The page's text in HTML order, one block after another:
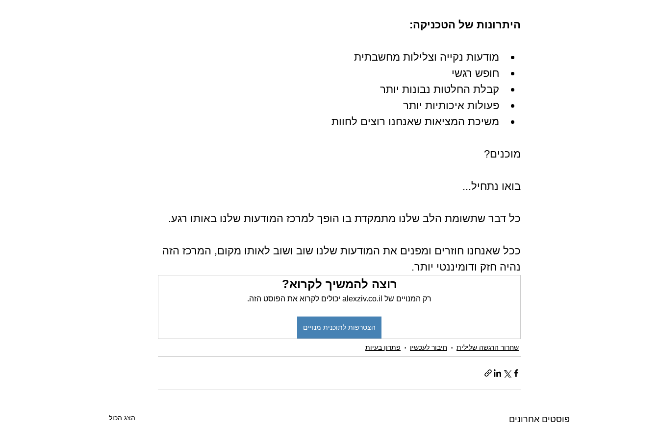
היתרונות של הטכניקה:
מודעות נקייה וצלילות מחשבתית
חופש רגשי
קבלת החלטות נבונות יותר
פעולות איכותיות יותר
משיכת המציאות שאנחנו רוצים לחוות
מוכנים?
בואו נתחיל...
כל דבר שתשומת הלב שלנו מתמקדת בו הופך למרכז המודעות שלנו באותו רגע.
ככל שאנחנו חוזרים ומפנים את המודעות שלנו שוב ושוב לאותו מקום, המרכז הזה
נהיה חזק ודומיננטי יותר.
רוצה להמשיך לקרוא?
רק המנויים של alexziv.co.il יכולים לקרוא את הפוסט הזה.
הצטרפות לתוכנית מנויים
שחרור הרגשה שלילית חיבור לעכשיו פתרון בעיות
פוסטים אחרונים הצג הכול